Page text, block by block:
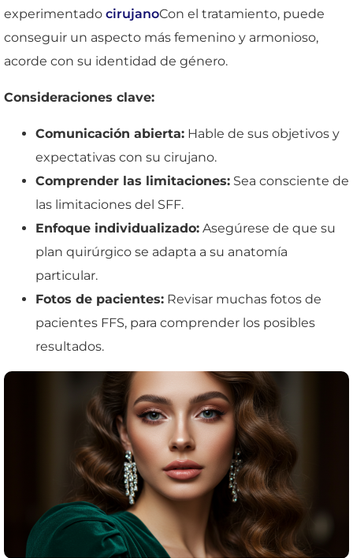
experimentado cirujanoCon el tratamiento, puede
conseguir un aspecto más femenino y armonioso,
acorde con su identidad de género.
Consideraciones clave:
Comunicación abierta: Hable de sus objetivos y
expectativas con su cirujano.
Comprender las limitaciones: Sea consciente de
las limitaciones del SFF.
Enfoque individualizado: Asegúrese de que su
plan quirúrgico se adapta a su anatomía
particular.
Fotos de pacientes: Revisar muchas fotos de
pacientes FFS, para comprender los posibles
resultados.